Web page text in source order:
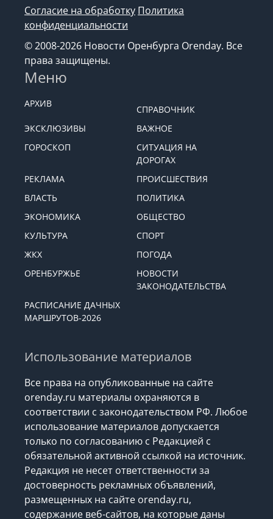
Согласие на обработку Политика
конфиденциальности
© 2008-2026 Новости Оренбурга Orenday. Все
права защищены.
Меню
АРХИВ
СПРАВОЧНИК
ЭКСКЛЮЗИВЫ
ВАЖНОЕ
ГОРОСКОП
СИТУАЦИЯ НА
ДОРОГАХ
РЕКЛАМА
ПРОИСШЕСТВИЯ
ВЛАСТЬ
ПОЛИТИКА
ЭКОНОМИКА
ОБЩЕСТВО
КУЛЬТУРА
СПОРТ
ЖКХ
ПОГОДА
ОРЕНБУРЖЬЕ
НОВОСТИ
ЗАКОНОДАТЕЛЬСТВА
РАСПИСАНИЕ ДАЧНЫХ
МАРШРУТОВ-2026
Использование материалов
Все права на опубликованные на сайте
orenday.ru материалы охраняются в
соответствии с законодательством РФ. Любое
использование материалов допускается
только по согласованию с Редакцией с
обязательной активной ссылкой на источник.
Редакция не несет ответственности за
достоверность рекламных объявлений,
размещенных на сайте orenday.ru,
содержание веб-сайтов, на которые даны